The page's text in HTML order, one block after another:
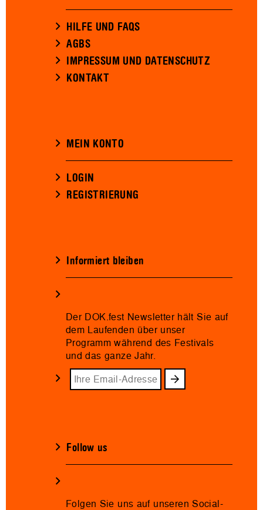
HILFE UND FAQS
AGBS
IMPRESSUM UND DATENSCHUTZ
KONTAKT
MEIN KONTO
LOGIN
REGISTRIERUNG
Informiert bleiben
Der DOK.fest Newsletter hält Sie auf
dem Laufenden über unser
Programm während des Festivals
und das ganze Jahr.
Follow us
Folgen Sie uns auf unseren Social-